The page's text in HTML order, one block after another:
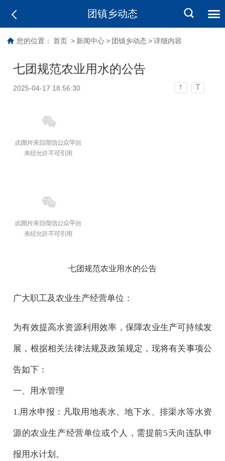
团镇乡动态
您的位置： 首页 > 新闻中心 > 团镇乡动态 > 详细内容
七团规范农业用水的公告
2025-04-17 18:56:30 T T
七团规范农业用水的公告
广大职工及农业生产经营单位：
为有效提高水资源利用效率，保障农业生产可持续发
展，根据相关法律法规及政策规定， 现将有关事项公
告如下：
一、用水管理
1.用水申报：凡取用地表水、地下水、排渠水等水资
源的农业生产经营单位或个人， 需提前5天向连队申
报用水计划。